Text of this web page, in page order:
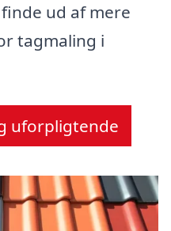
ud af mere
tagmaling i
uforpligtende